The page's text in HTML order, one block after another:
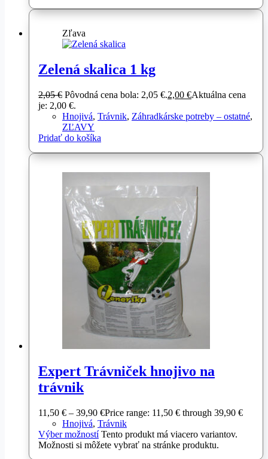
Zľava
Zelená skalica 1 kg
2,05€ Pôvodná cena bola: 2,05 €.2,00 €Aktuálna cena
je: 2,00 €.
Hnojivá, Trávnik, Záhradkárske potreby – ostatné,
ZĽAVY
Pridať do košíka
Expert Trávniček hnojivo na
trávnik
11,50 € – 39,90 €Price range: 11,50 € through 39,90 €
Hnojivá, Trávnik
Výber možností Tento produkt má viacero variantov.
Možnosti si môžete vybrať na stránke produktu.